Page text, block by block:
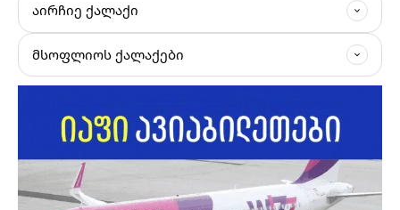
ᲐᲘᲠᲩᲘᲔ ᲥᲐᲚᲐᲥᲘ
ᲛᲡᲝᲤᲚᲘᲝᲡ ᲥᲐᲚᲐᲥᲔᲑᲘ